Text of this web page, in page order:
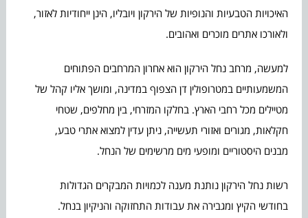
האיכויות הטבעיות והנופיות של הירקון ויובליו, הינן ייחודיות לאזור,
ולאורכו אתרים מוכרים ואהובים.
למעשה, מרחב נחל הירקון הוא אחרון המרחבים הפתוחים
המשמעותיים במטרופולין דן הצפוף במדינה, ומושך אליו קהל של
מטיילים מכל רחבי הארץ. בחלקו המזרחי, בין מחלפים, שטחי
חקלאות, מגורים ואזורי תעשייה, ניתן עדין למצוא אתרי טבע,
מבנים היסטוריים ומופעי מים מרשימים של הנחל.
רשות נחל הירקון נותנת מענה לכמויות המבקרים הגדולות
בחודשי הקיץ ומגבירה את עבודות התחזוקה והניקיון בנחל.